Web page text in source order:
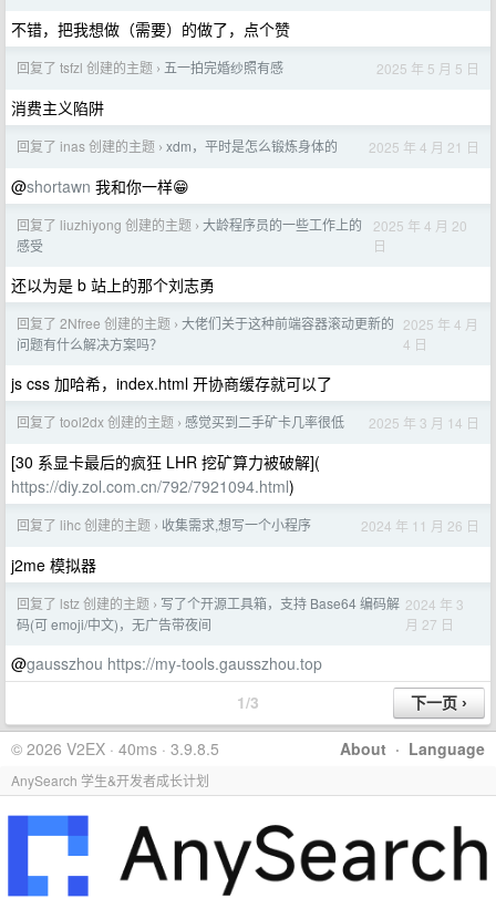
不错，把我想做（需要）的做了，点个赞
回复了 tsfzl 创建的主题 › 五一拍完婚纱照有感 2025 年 5 月 5 日
消费主义陷阱
回复了 inas 创建的主题 › xdm，平时是怎么锻炼身体的 2025 年 4 月 21 日
@shortawn 我和你一样😁
回复了 liuzhiyong 创建的主题 › 大龄程序员的一些工作上的
感受
2025 年 4 月 20
日
还以为是 b 站上的那个刘志勇
回复了 2Nfree 创建的主题 › 大佬们关于这种前端容器滚动更新的
问题有什么解决方案吗？
2025 年 4 月
4 日
js css 加哈希，index.html 开协商缓存就可以了
回复了 tool2dx 创建的主题 › 感觉买到二手矿卡几率很低 2025 年 3 月 14 日
[30 系显卡最后的疯狂 LHR 挖矿算力被破解](
https://diy.zol.com.cn/792/7921094.html)
回复了 lihc 创建的主题 › 收集需求,想写一个小程序 2024 年 11 月 26 日
j2me 模拟器
回复了 lstz 创建的主题 › 写了个开源工具箱，支持 Base64 编码解
码(可 emoji/中文)，无广告带夜间
2024 年 3
月 27 日
@gausszhou https://my-tools.gausszhou.top
1/3
About · Language
© 2026 V2EX · 40ms · 3.9.8.5
AnySearch 学生&开发者成长计划